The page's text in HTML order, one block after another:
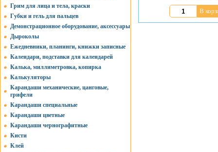
Грим для лица и тела, краски
Губки и гель для пальцев
Демонстрационное оборудование, аксессуары
Дыроколы
Ежедневники, планинги, книжки записные
Календари, подставки для календарей
Калька, миллиметровка, копирка
Калькуляторы
Карандаши механические, цанговые,
грифели
Карандаши специальные
Карандаши цветные
Карандаши чернографитные
Кисти
Клей
В